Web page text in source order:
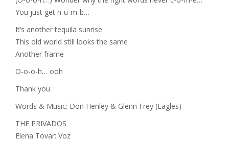
You just get n-u-m-b…
It’s another tequila sunrise
This old world still looks the same
Another frame
O-o-o-h… ooh
Thank you
Words & Music: Don Henley & Glenn Frey (Eagles)
THE PRIVADOS
Elena Tovar: Voz